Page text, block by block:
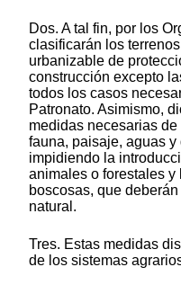
Dos. A tal fin, por los
clasificarán los
urbanizable de
construcción excepto
todos los casos
Patronato. Asimismo,
medidas necesarias
fauna, paisaje, aguas
impidiendo la
animales o forestales
boscosas, que
natural.
Tres. Estas medidas
de los sistemas